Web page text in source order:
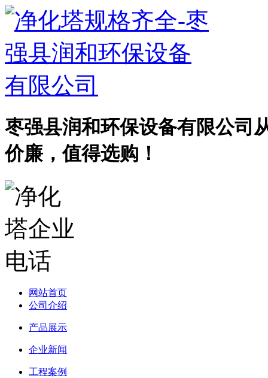
枣强县润和环保设备有限公司
价廉，值得选购！
网站首页
公司介绍
产品展示
企业新闻
工程案例